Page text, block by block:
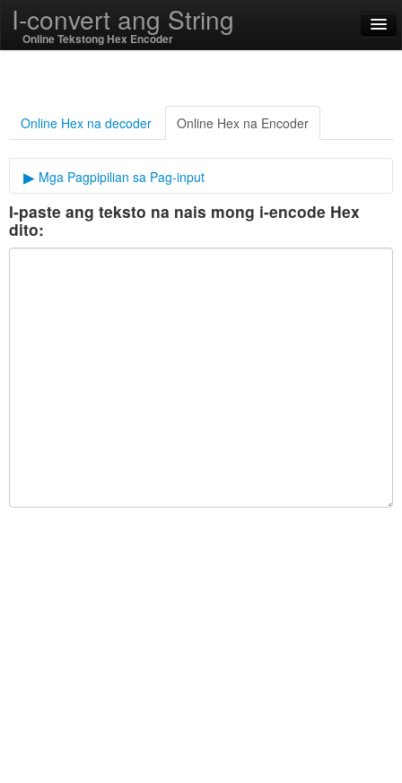
I-convert ang String
Online Tekstong Hex Encoder
Filipino
SSL On
I-encode / decode
String Mga Function
Online Hex na decoder Online Hex na Encoder
Mga Pagpipilian sa Pag-input
Delimiter
I-paste ang teksto na nais mong i-encode Hex
dito: